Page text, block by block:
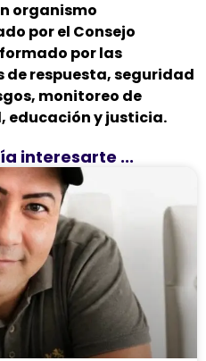
organismo
por el Consejo
por las
respuesta, seguridad
monitoreo de
educación y justicia.
interesarte ...